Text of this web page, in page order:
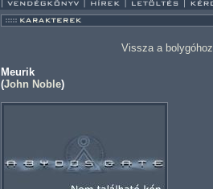
Vissza a bolygóhoz
Meurik
(John Noble)